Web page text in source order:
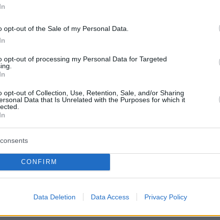
opt-out of the Sale of my Personal Data.
opt-out of processing my Personal Data for Targeted
opt-out of Collection, Use, Retention, Sale, and/or Sharing
Data that Is Unrelated with the Purposes for which it
CONFIRM
Data Deletion Data Access Privacy Policy
μιατραγωδία , ωστόσο οι αντιφάσεις στις
και τα ψηφιακά στοιχεία που
οι ερευνητές οδήγησαν τελικά στην
αλήθειαςκαι στην ομολογία του.
βρισκόταν και η μικρή κόρη του ζευγαριού,
που βάρυνε ακόμη περισσότερο το
από την υπόθεση. Μάλιστα, σύμφωνα με τις
των αστυνομικών το παιδί βρέθηκε πάνω στο
για να «υποστηρίξει» το σενάριο της